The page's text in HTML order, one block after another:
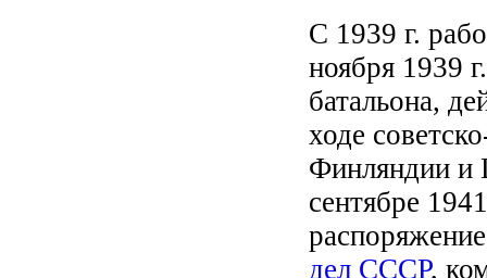
С 1939 г.
ноября 1939
батальона,
ходе
Финляндии и
сентябре
дел СССР,